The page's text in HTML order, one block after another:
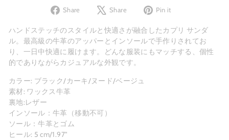
Share
Share
Facebook
Share
Tweet
X
Pin it
Pinterest
ハンドステッチのスタイルと快適さが融合したカプリ サンダ
ル。最高級の牛革のアッパーとインソールで手作りされてお
り、一日中快適に履けます。どんな服装にもマッチする、個性
的でありながらカジュアルな外観です。
カラー: ブラック/カーキ/ヌード/ベージュ
素材: ワックス牛革
裏地:レザー
インソール：牛革（移動不可）
ソール：牛革とゴム
ヒール: 5 cm/1.97"